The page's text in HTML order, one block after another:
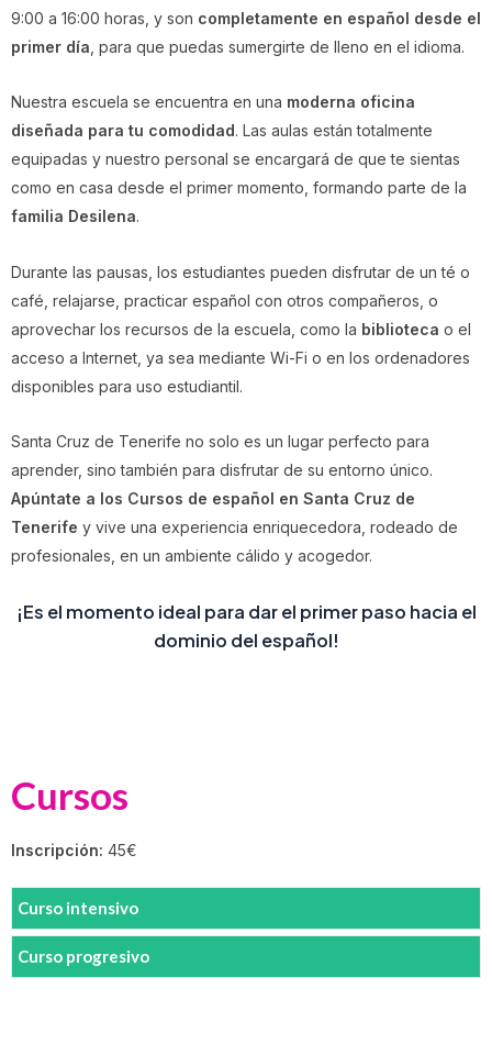
9:00 a 16:00 horas, y son completamente en español desde el
primer día , para que puedas sumergirte de lleno en el idioma.
Nuestra escuela se encuentra en una moderna oficina
diseñada para tu comodidad. Las aulas están totalmente
equipadas y nuestro personal se encargará de que te sientas
como en casa desde el primer momento, formando parte de la
familia Desilena.
Durante las pausas, los estudiantes pueden disfrutar de un té o
café, relajarse, practicar español con otros compañeros, o
aprovechar los recursos de la escuela, como la biblioteca o el
acceso a Internet, ya sea mediante Wi-Fi o en los ordenadores
disponibles para uso estudiantil.
Santa Cruz de Tenerife no solo es un lugar perfecto para
aprender, sino también para disfrutar de su entorno único.
Apúntate a los Cursos de español en Santa Cruz de
Tenerife y vive una experiencia enriquecedora, rodeado de
profesionales, en un ambiente cálido y acogedor.
¡Es el momento ideal para dar el primer paso hacia el
dominio del español!
Cursos
Inscripción: 45€
Curso intensivo
Curso progresivo